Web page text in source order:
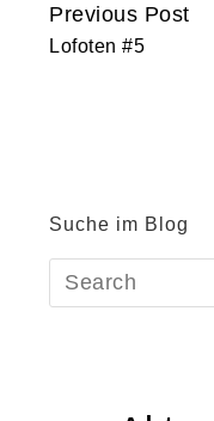
Continue
Reading
Previous Post
Lofoten #5
Suche im Blog